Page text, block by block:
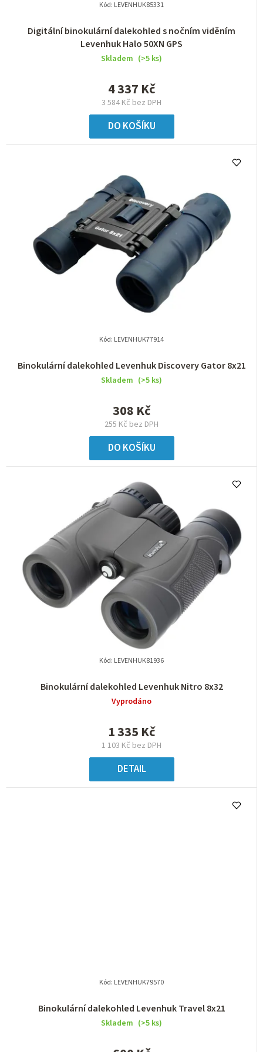
Digitální binokulární dalekohled s nočním viděním
Levenhuk Halo 50XN GPS
Skladem (>5 ks)
3 584 Kč bez DPH
4 337 Kč
DO KOŠÍKU
Kód: LEVENHUK85331
Binokulární dalekohled Levenhuk Discovery Gator 8x21
Skladem (>5 ks)
255 Kč bez DPH
308 Kč
DO KOŠÍKU
Kód: LEVENHUK77914
Binokulární dalekohled Levenhuk Nitro 8x32
Vyprodáno
1 103 Kč bez DPH
1 335 Kč
DETAIL
Kód: LEVENHUK81936
Binokulární dalekohled Levenhuk Travel 8x21
Skladem (>5 ks)
Kód: LEVENHUK79570